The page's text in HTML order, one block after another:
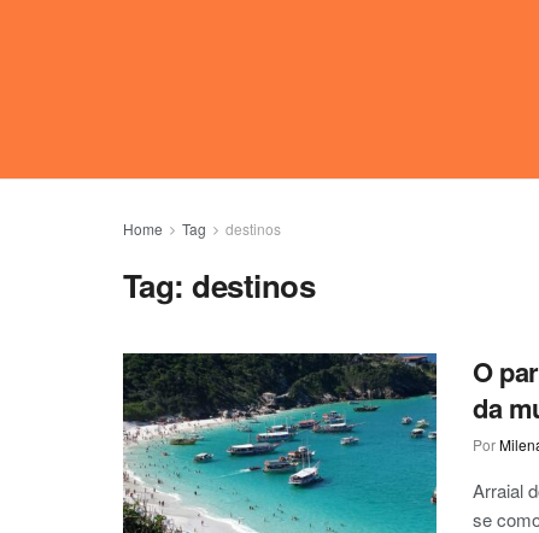
Home Tag destinos
Tag:destinos
O
da
Por
Arraial
se